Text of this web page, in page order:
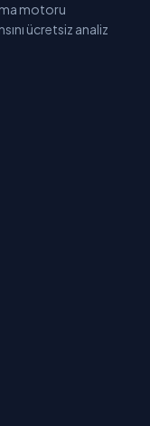
motoru
ücretsiz analiz